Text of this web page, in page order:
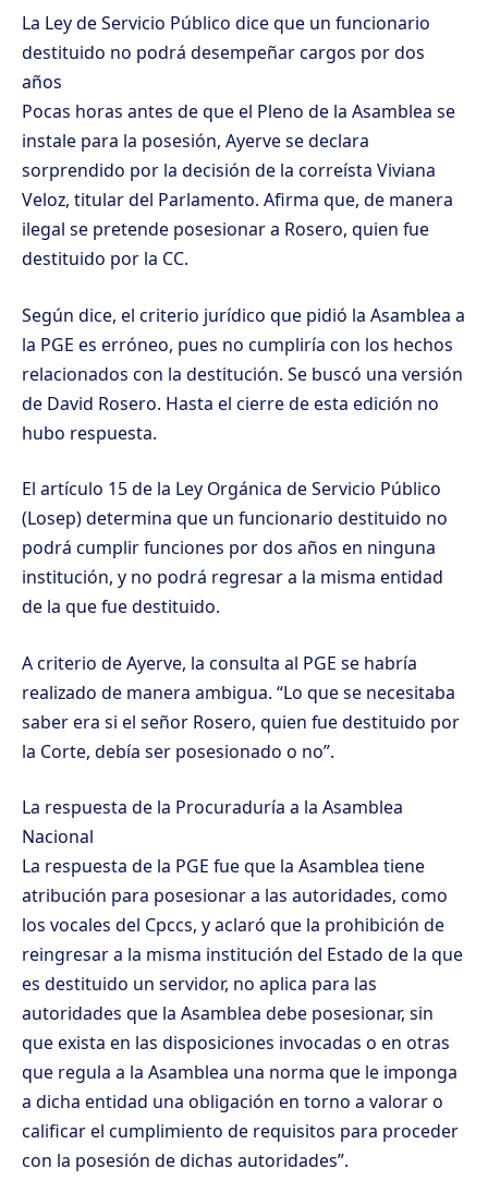
La Ley de Servicio Público dice que un funcionario
destituido no podrá desempeñar cargos por dos
años
Pocas horas antes de que el Pleno de la Asamblea se
instale para la posesión, Ayerve se declara
sorprendido por la decisión de la correísta Viviana
Veloz, titular del Parlamento. Afirma que, de manera
ilegal se pretende posesionar a Rosero, quien fue
destituido por la CC.
Según dice, el criterio jurídico que pidió la Asamblea a
la PGE es erróneo, pues no cumpliría con los hechos
relacionados con la destitución. Se buscó una versión
de David Rosero. Hasta el cierre de esta edición no
hubo respuesta.
El artículo 15 de la Ley Orgánica de Servicio Público
(Losep) determina que un funcionario destituido no
podrá cumplir funciones por dos años en ninguna
institución, y no podrá regresar a la misma entidad
de la que fue destituido.
A criterio de Ayerve, la consulta al PGE se habría
realizado de manera ambigua. “Lo que se necesitaba
saber era si el señor Rosero, quien fue destituido por
la Corte, debía ser posesionado o no”.
La respuesta de la Procuraduría a la Asamblea
Nacional
La respuesta de la PGE fue que la Asamblea tiene
atribución para posesionar a las autoridades, como
los vocales del Cpccs, y aclaró que la prohibición de
reingresar a la misma institución del Estado de la que
es destituido un servidor, no aplica para las
autoridades que la Asamblea debe posesionar, sin
que exista en las disposiciones invocadas o en otras
que regula a la Asamblea una norma que le imponga
a dicha entidad una obligación en torno a valorar o
calificar el cumplimiento de requisitos para proceder
con la posesión de dichas autoridades”.